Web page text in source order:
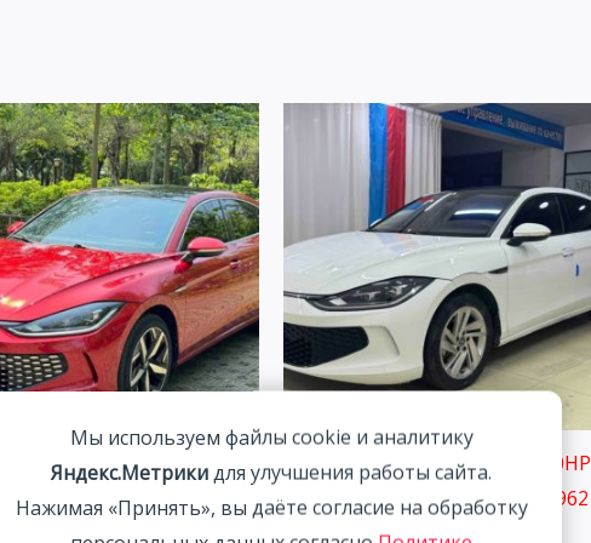
Lamando 1.4T 150HP
| Красный
Volkswagen Lamando 1.4T 150HP
2WD 2022 | Белый | Арт. CA3962
1 993 700₽
Мы используем файлы cookie и аналитику
Яндекс.Метрикидля улучшения работы сайта.
Нажимая «Принять», вы даёте согласие на обработку